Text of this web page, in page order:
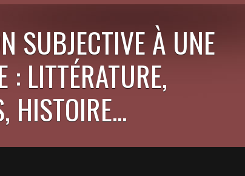
SUBJECTIVE À UNE
: LITTÉRATURE,
HISTOIRE...